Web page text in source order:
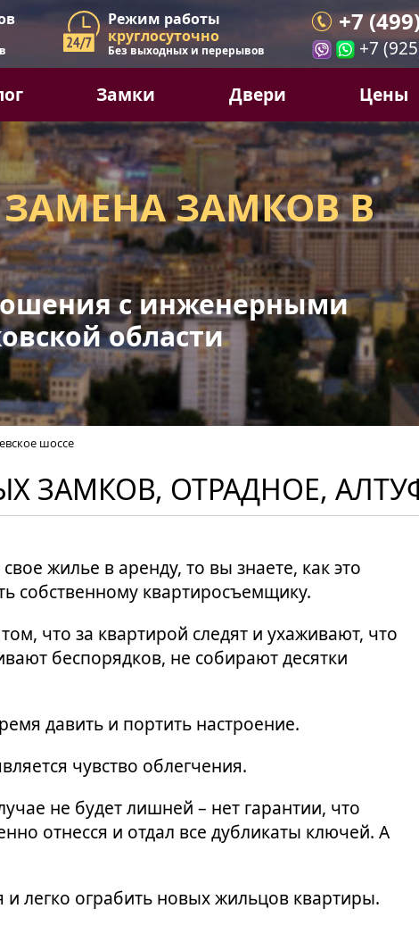
Режим работы
круглосуточно
Без выходных и перерывов
+7
+7
Замки Двери Цены
ЗАМКОВ В
с инженерными
области
шоссе
ЗАМКОВ, ОТРАДНОЕ,
жилье в аренду, то вы знаете, как это
собственному квартиросъемщику.
что за квартирой следят и ухаживают, что
беспорядков, не собирают десятки
давить и портить настроение.
чувство облегчения.
не будет лишней – нет гарантии, что
отнесся и отдал все дубликаты ключей. А
легко ограбить новых жильцов квартиры.